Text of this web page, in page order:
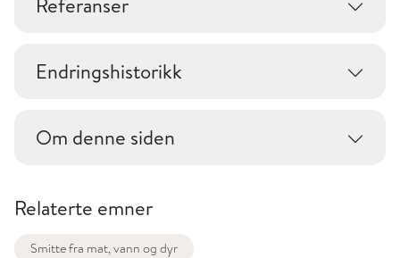
Referanser
Endringshistorikk
Om denne siden
Relaterte emner
Smitte fra mat, vann og dyr